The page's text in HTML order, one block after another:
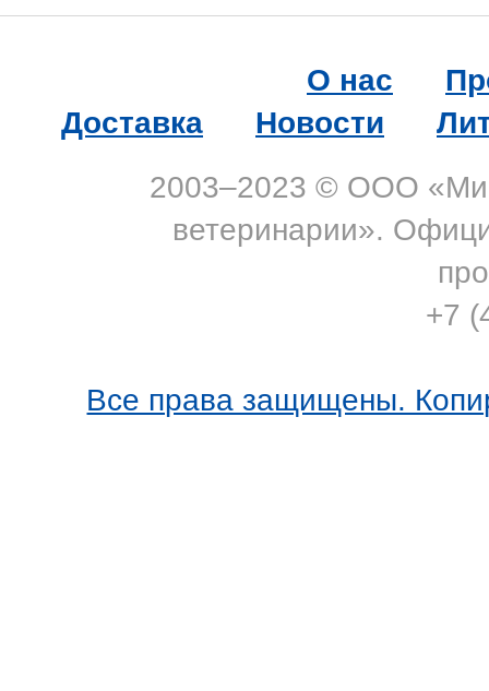
О нас
Доставка
Новости
2003–2023 © ООО
ветеринарии».
+7
Все права защищены.